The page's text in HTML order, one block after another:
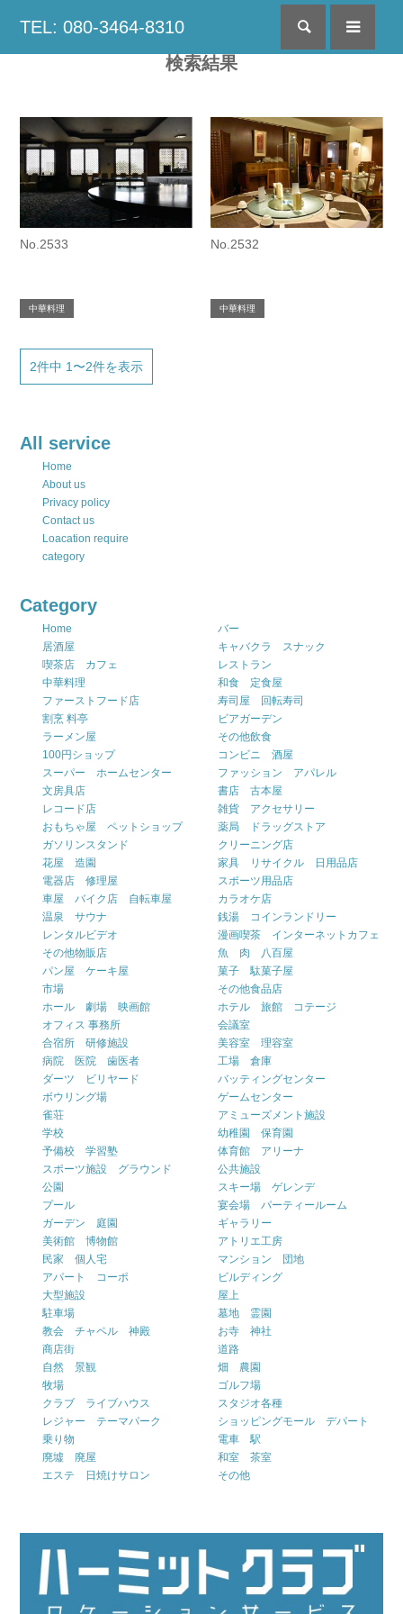
TEL: 080-3464-8310 検索
検索結果
No.2533
中華料理
No.2532
中華料理
2件中 1〜2件を表示
All service
Home
About us
Privacy policy
Contact us
Loacation require
category
Category
Home
バー
居酒屋
キャバクラ スナック
喫茶店 カフェ
レストラン
中華料理
和食 定食屋
ファーストフード店
寿司屋 回転寿司
割烹 料亭
ビアガーデン
ラーメン屋
その他飲食
100円ショップ
コンビニ 酒屋
スーパー ホームセンター
ファッション アパレル
文房具店
書店 古本屋
レコード店
雑貨 アクセサリー
おもちゃ屋 ペットショップ
薬局 ドラッグストア
ガソリンスタンド
クリーニング店
花屋 造園
家具 リサイクル 日用品店
電器店 修理屋
スポーツ用品店
車屋 バイク店 自転車屋
カラオケ店
温泉 サウナ
銭湯 コインランドリー
レンタルビデオ
漫画喫茶 インターネットカフェ
その他物販店
魚 肉 八百屋
パン屋 ケーキ屋
菓子 駄菓子屋
市場
その他食品店
ホール 劇場 映画館
ホテル 旅館 コテージ
オフィス 事務所
会議室
合宿所 研修施設
美容室 理容室
病院 医院 歯医者
工場 倉庫
ダーツ ビリヤード
バッティングセンター
ボウリング場
ゲームセンター
雀荘
アミューズメント施設
学校
幼稚園 保育園
予備校 学習塾
体育館 アリーナ
スポーツ施設 グラウンド
公共施設
公園
スキー場 ゲレンデ
プール
宴会場 パーティールーム
ガーデン 庭園
ギャラリー
美術館 博物館
アトリエ工房
民家 個人宅
マンション 団地
アパート コーポ
ビルディング
大型施設
屋上
駐車場
墓地 霊園
教会 チャペル 神殿
お寺 神社
商店街
道路
自然 景観
畑 農園
牧場
ゴルフ場
クラブ ライブハウス
スタジオ各種
レジャー テーマパーク
ショッピングモール デパート
乗り物
電車 駅
廃墟 廃屋
和室 茶室
エステ 日焼けサロン
その他